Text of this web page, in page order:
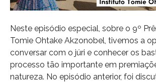
Neste episódio especial, sobre o 9º
Tomie Ohtake Akzonobel, tivemos a
conversar com o júri e conhecer os
processo tão importante em
natureza. No episódio anterior, foi